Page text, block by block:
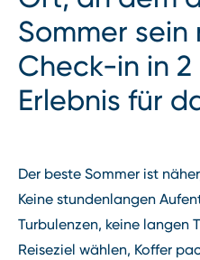
Sommer
Check-in in
Erlebnis für
Der beste Sommer ist
Keine stundenlangen
Turbulenzen, keine langen
Reiseziel wählen, Koffer